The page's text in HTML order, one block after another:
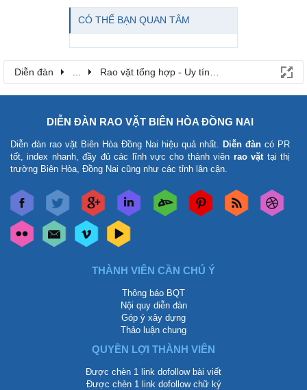
CÓ THỂ BẠN QUAN TÂM
Diễn đàn Rao vặt tổng hợp - Uy tín - Miễn phí
DIỄN ĐÀN RAO VẶT BIÊN HÒA ĐỒNG NAI
Diễn đàn rao vặt Biên Hòa Đồng Nai hiệu quả nhất. Diễn đàn có PR
tốt, index nhanh, đầy đủ các lĩnh vực cho thành viên rao vặt tại thị
trường Biên Hòa, Đồng Nai cũng như các tỉnh lân cận.
THÀNH VIÊN CẦN CHÚ Ý
Thông báo BQT
Nội quy diễn đàn
Góp ý xây dựng
Thảo luận chung
QUYỀN LỢI THÀNH VIÊN
Được chèn 1 link dofollow bài viết
Được chèn 1 link dofollow chữ ký